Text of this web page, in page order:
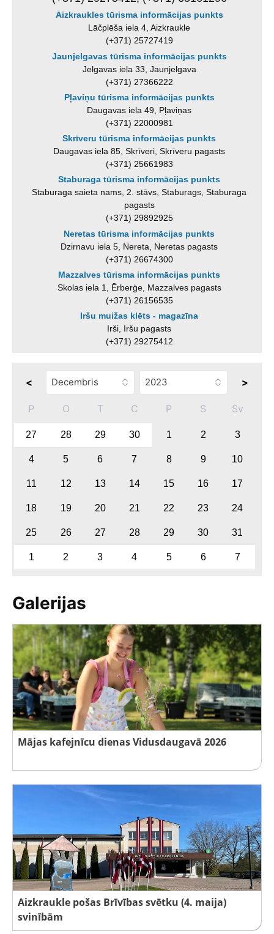
Aizkraukles tūrisma informācijas punkts
Lāčplēša iela 4, Aizkraukle
(+371) 25727419
Jaunjelgavas tūrisma informācijas punkts
Jelgavas iela 33, Jaunjelgava
(+371) 27366222
Pļaviņu tūrisma informācijas punkts
Daugavas iela 49, Pļaviņas
(+371) 22000981
Skrīveru tūrisma informācijas punkts
Daugavas iela 85, Skrīveri, Skrīveru pagasts
(+371) 25661983
Staburaga tūrisma informācijas punkts
Staburaga saieta nams, 2. stāvs, Staburags, Staburaga
pagasts
(+371) 29892925
Neretas tūrisma informācijas punkts
Dzirnavu iela 5, Nereta, Neretas pagasts
(+371) 26674300
Mazzalves tūrisma informācijas punkts
Skolas iela 1, Ērberģe, Mazzalves pagasts
(+371) 26156535
Iršu muižas klēts - magazīna
Irši, Iršu pagasts
(+371) 29275412
< >
P O T C P S Sv
27 28 29 30 1 2 3
4 5 6 7 8 9 10
11 12 13 14 15 16 17
18 19 20 21 22 23 24
25 26 27 28 29 30 31
1 2 3 4 5 6 7
Galerijas
Mājas kafejnīcu dienas Vidusdaugavā 2026
Aizkraukle pošas Brīvības svētku (4. maija)
svinībām